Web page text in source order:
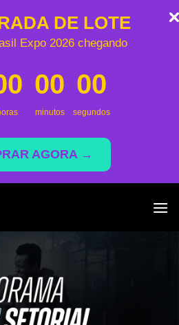
DE LOTE
Expo 2026 chegando
00
minutos
00
segundos
AGORA →